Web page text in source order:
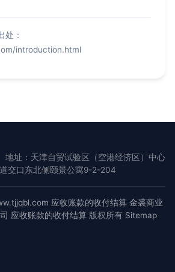
处：
introduction.html
地址：天津自贸试验区（空港经济区）中心
交口东北侧颐景公寓9-2-204
应收账款的收付结算 金裘商业
应收账款的收付结算版权所有 Sitemap